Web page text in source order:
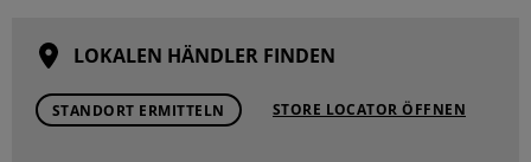
LOKALEN HÄNDLER FINDEN
STANDORT ERMITTELN STORE LOCATOR ÖFFNEN